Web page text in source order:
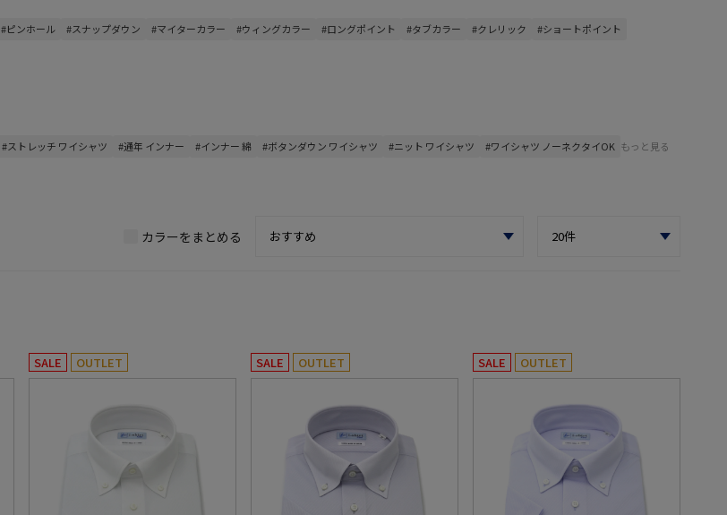
#ピンホール #スナップダウン #マイターカラー #ウィングカラー #ロングポイント #タブカラー #クレリック #ショートポイント
#ストレッチ ワイシャツ #通年 インナー #インナー 綿 #ボタンダウン ワイシャツ #ニット ワイシャツ #ワイシャツ ノーネクタイOK もっと見る
カラーをまとめる
SALE OUTLET SALE OUTLET SALE OUTLET